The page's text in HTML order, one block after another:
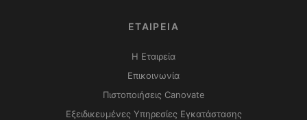
ΕΤΑΙΡΕΙΑ
Η Εταιρεία
Επικοινωνία
Πιστοποιήσεις Canovate
Εξειδικευμένες Υπηρεσίες Εγκατάστασης